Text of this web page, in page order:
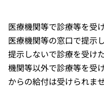
医療機関等で診療等を受
医療機関等の窓口で提示
提示しないで診療を受け
機関等以外で診療等を受
からの給付は受けられませ